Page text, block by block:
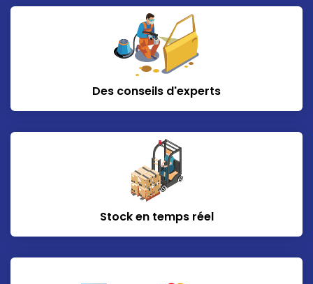
Des conseils d'experts
Stock en temps réel